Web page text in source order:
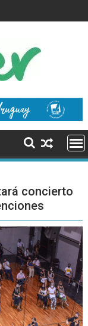
concierto